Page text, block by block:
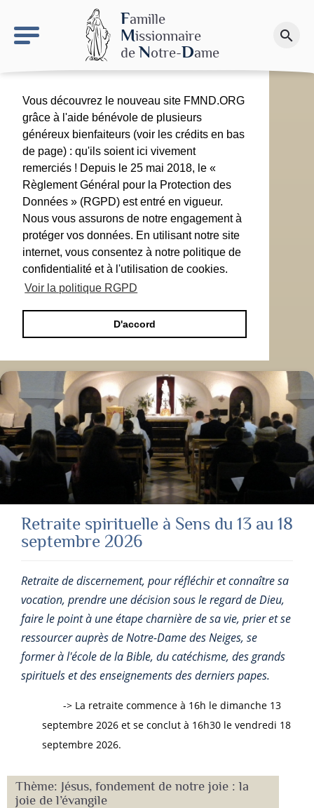
Famille
Missionnaire
de Notre-Dame
search
Faire un don
Vous découvrez le nouveau site FMND.ORG
grâce à l'aide bénévole de plusieurs
généreux bienfaiteurs (voir les crédits en bas
de page) : qu'ils soient ici vivement
remerciés ! Depuis le 25 mai 2018, le «
Règlement Général pour la Protection des
Données » (RGPD) est entré en vigueur.
Nous vous assurons de notre engagement à
protéger vos données. En utilisant notre site
internet, vous consentez à notre politique de
confidentialité et à l'utilisation de cookies.
Voir la politique RGPD
D'accord
Retraite spirituelle à Sens du 13 au 18
septembre 2026
Retraite de discernement, pour réfléchir et connaître sa
vocation, prendre une décision sous le regard de Dieu,
faire le point à une étape charnière de sa vie, prier et se
ressourcer auprès de Notre-Dame des Neiges, se
former à l'école de la Bible, du catéchisme, des grands
spirituels et des enseignements des derniers papes.
-> La retraite commence à 16h le dimanche 13
septembre 2026 et se conclut à 16h30 le vendredi 18
septembre 2026.
Thème: Jésus, fondement de notre joie : la
joie de l’évangile